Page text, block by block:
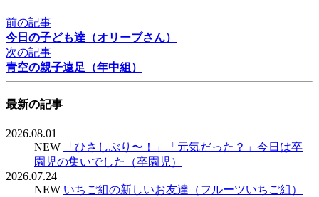
前の記事
今日の子ども達（オリーブさん）
次の記事
青空の親子遠足（年中組）
最新の記事
2026.08.01
NEW
「ひさしぶり〜！」「元気だった？」今日は卒
園児の集いでした（卒園児）
2026.07.24
NEW いちご組の新しいお友達（フルーツいちご組）